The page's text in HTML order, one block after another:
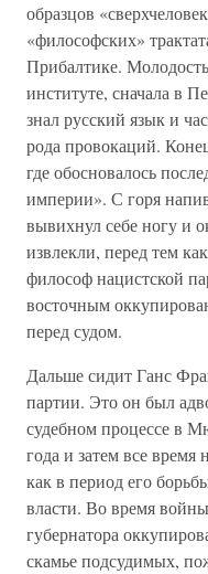
образцов
«философских»
Прибалтике.
институте, сначала в
знал русский язык и
рода провокаций.
где обосновалось
империи». С горя
вывихнул себе ногу и
извлекли, перед тем
философ нацистской
восточным
перед судом.
Дальше сидит Ганс
партии. Это он был
судебном процессе в
года и затем все время
как в период его
власти. Во время
губернатора
скамье подсудимых,